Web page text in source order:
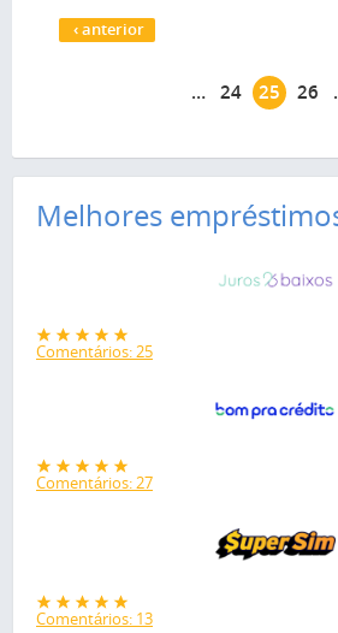
Páginas
‹ anterior
… 24 25 26
Melhores
Comentários: 25
Comentários: 27
Comentários: 13